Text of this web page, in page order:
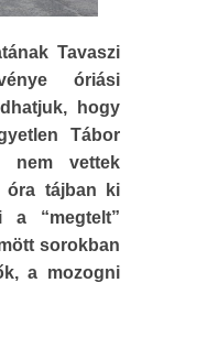
Tavaszi
óriási
hogy
Tábor
nem vettek
óra tájban ki
a “megtelt”
sorokban
a mozogni